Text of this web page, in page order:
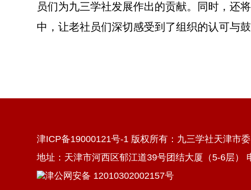
员们为九三学社发展作出的贡献。同时，还将
中 ， 让老社员们深切感受到了组织的认可与鼓
津ICP备19000121号-1 版权所有：九三学社天津市
地址：天津市河西区郁江道39号团结大厦（5-6层）
津公网安备 12010302002157号